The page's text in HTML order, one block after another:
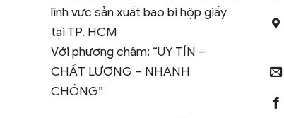
lĩnh vực sản xuất bao bì hộp giấy
tại TP. HCM
Với phương châm: “UY TÍN –
CHẤT LƯỢNG – NHANH
CHÓNG”